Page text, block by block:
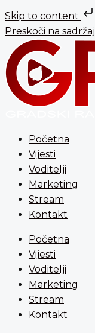
Skip to content
Preskoči na sadržaj
Početna
Vijesti
Voditelji
Marketing
Stream
Kontakt
Početna
Vijesti
Voditelji
Marketing
Stream
Kontakt